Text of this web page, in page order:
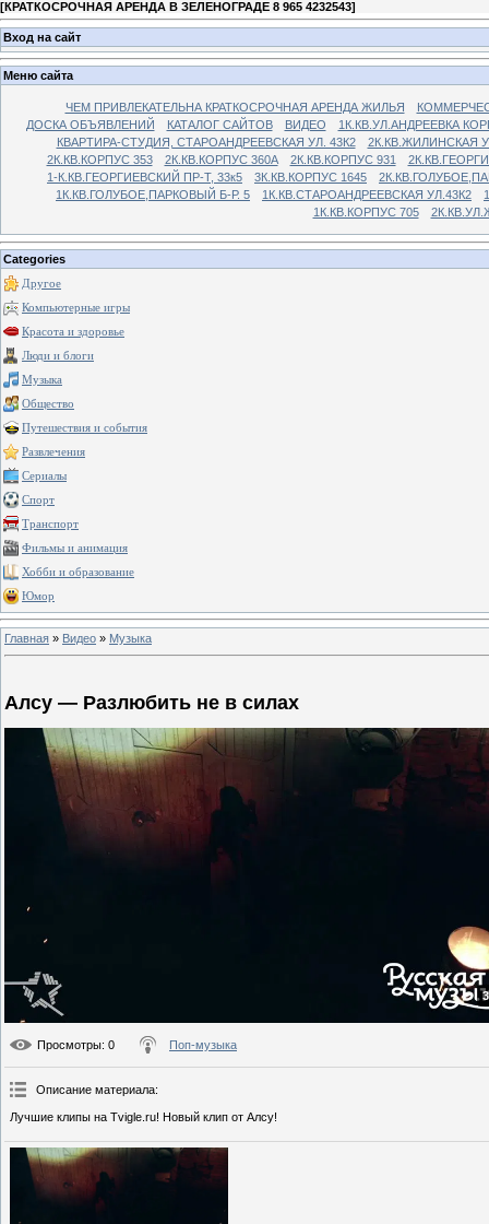
[КРАТКОСРОЧНАЯ АРЕНДА В ЗЕЛЕНОГРАДЕ 8 965 4232543]
Вход на сайт
Меню сайта
ЧЕМ ПРИВЛЕКАТЕЛЬНА КРАТКОСРОЧНАЯ АРЕНДА ЖИЛЬЯ
ДОСКА ОБЪЯВЛЕНИЙ
КАТАЛОГ САЙТОВ ВИДЕО
1К.КВ.УЛ.АНДРЕЕВКА
КВАРТИРА-СТУДИЯ, СТАРОАНДРЕЕВСКАЯ УЛ. 43К2
2К.КВ.ЖИЛИНСКАЯ
2К.КВ.КОРПУС 353
2К.КВ.КОРПУС 360А 2К.КВ.КОРПУС 931
1-К.КВ.ГЕОРГИЕВСКИЙ ПР-Т, 33к5
3К.КВ.КОРПУС 1645
1К.КВ.ГОЛУБОЕ,ПАРКОВЫЙ Б-Р. 5
1К.КВ.СТАРОАНДРЕЕВСКАЯ УЛ.43К2
1К.КВ.КОРПУС 705
Categories
Другое
Компьютерные игры
Красота и здоровье
Люди и блоги
Музыка
Общество
Путешествия и события
Развлечения
Сериалы
Спорт
Транспорт
Фильмы и анимация
Хобби и образование
Юмор
Главная » Видео » Музыка
Алсу — Разлюбить не в силах
Просмотры: 0 Поп-музыка
Описание материала:
Лучшие клипы на Tvigle.ru! Новый клип от Алсу!